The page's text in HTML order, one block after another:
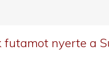
futamot nyerte a